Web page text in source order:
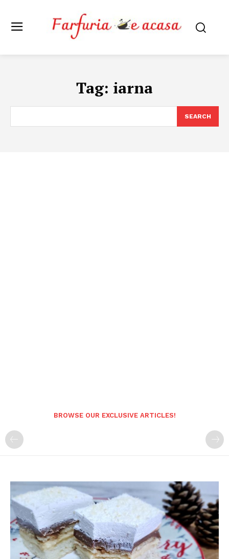
Tag: iarna
SEARCH
BROWSE OUR EXCLUSIVE ARTICLES!